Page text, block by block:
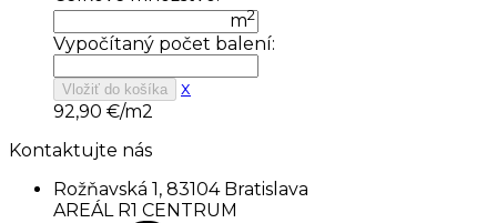
m2
Vypočítaný počet balení:
Vložiť do košíka
x
92,90 €/m2
Kontaktujte nás
Rožňavská 1, 83104 Bratislava
AREÁL R1 CENTRUM